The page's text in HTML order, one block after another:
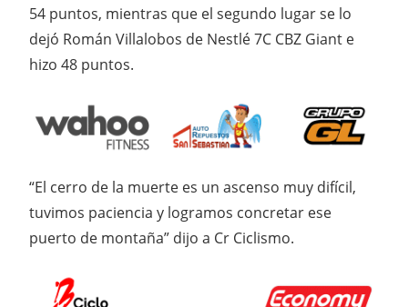
54 puntos, mientras que el segundo lugar se lo
dejó Román Villalobos de Nestlé 7C CBZ Giant e
hizo 48 puntos.
“El cerro de la muerte es un ascenso muy difícil,
tuvimos paciencia y logramos concretar ese
puerto de montaña” dijo a Cr Ciclismo.